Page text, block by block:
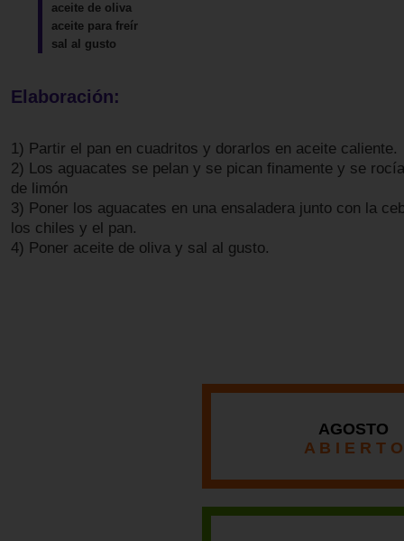
aceite de oliva
aceite para freír
sal al gusto
Elaboración:
1) Partir el pan en cuadritos y dorarlos en aceite caliente.
2) Los aguacates se pelan y se pican finamente y se
de limón
3) Poner los aguacates en una ensaladera junto con la
los chiles y el pan.
4) Poner aceite de oliva y sal al gusto.
AGOSTO
A B I E R T O